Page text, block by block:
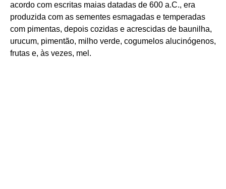
acordo com escritas maias datadas de 600 a.C., era
produzida com as sementes esmagadas e temperadas
com pimentas, depois cozidas e acrescidas de baunilha,
urucum, pimentão, milho verde, cogumelos alucinógenos,
frutas e, às vezes, mel.